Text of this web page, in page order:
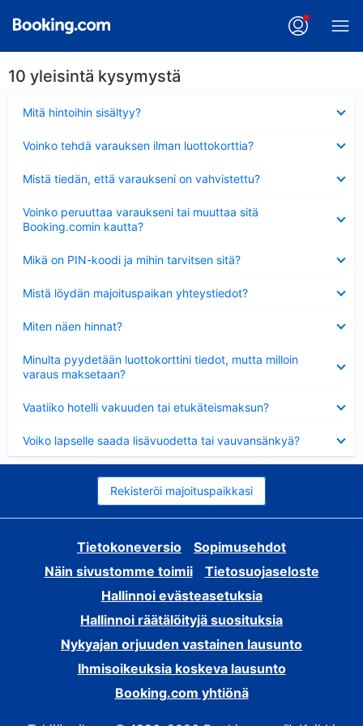
10 yleisintä kysymystä
Mitä hintoihin sisältyy?
Voinko tehdä varauksen ilman luottokorttia?
Mistä tiedän, että varaukseni on vahvistettu?
Voinko peruuttaa varaukseni tai muuttaa sitä
Booking.comin kautta?
Mikä on PIN-koodi ja mihin tarvitsen sitä?
Mistä löydän majoituspaikan yhteystiedot?
Miten näen hinnat?
Minulta pyydetään luottokorttini tiedot, mutta milloin
varaus maksetaan?
Vaatiiko hotelli vakuuden tai etukäteismaksun?
Voiko lapselle saada lisävuodetta tai vauvansänkyä?
Rekisteröi majoituspaikkasi
Tietokoneversio
Sopimusehdot
Näin sivustomme toimii
Tietosuojaseloste
Hallinnoi evästeasetuksia
Hallinnoi räätälöityjä suosituksia
Nykyajan orjuuden vastainen lausunto
Ihmisoikeuksia koskeva lausunto
Booking.com yhtiönä